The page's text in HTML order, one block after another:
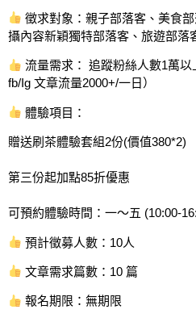
徵求對象：親子部落客、美食
攝內容新穎獨特部落客、旅遊部落
流量需求： 追蹤粉絲人數1萬以
fb/Ig 文章流量2000+/一日）
體驗項目：
贈送刷茶體驗套組2份(價值380*2)
第三份起加點85折優惠
可預約體驗時間：一～五 (10:00-
預計徵募人數：10人
文章需求篇數：10 篇
報名期限：無期限